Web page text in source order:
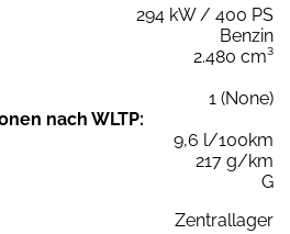
294 kW / 400 PS
Benzin
2.480 cm³
1 (None)
nach WLTP:
9,6 l/100km
217 g/km
G
Zentrallager